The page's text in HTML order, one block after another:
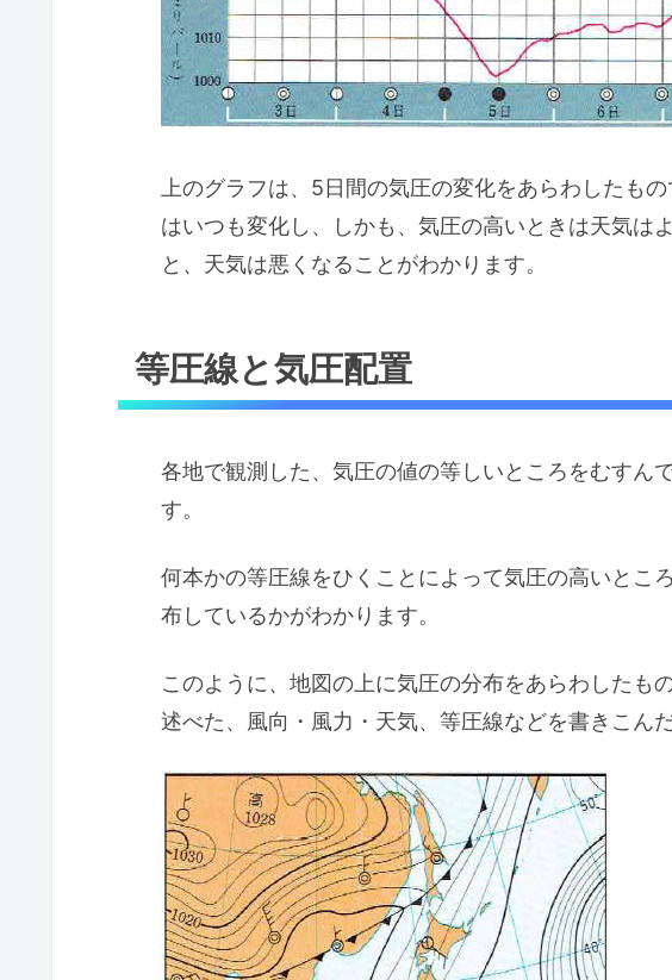
上のグラフは、5日間の気圧の変化をあらわしたも
はいつも変化し、しかも、気圧の高いときは天気は
と、天気は悪くなることがわかります。
等圧線と気圧配置
各地で観測した、気圧の値の等しいところをむすん
す。
何本かの等圧線をひくことによって気圧の高いとこ
布しているかがわかります。
このように、地図の上に気圧の分布をあらわしたも
述べた、風向・風力・天気、等圧線などを書きこん